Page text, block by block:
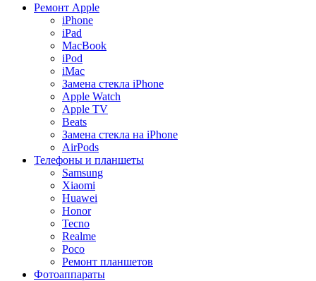
Ремонт Apple
iPhone
iPad
MacBook
iPod
iMac
Замена стекла iPhone
Apple Watch
Apple TV
Beats
Замена стекла на iPhone
AirPods
Телефоны и планшеты
Samsung
Xiaomi
Huawei
Honor
Tecno
Realme
Poco
Ремонт планшетов
Фотоаппараты